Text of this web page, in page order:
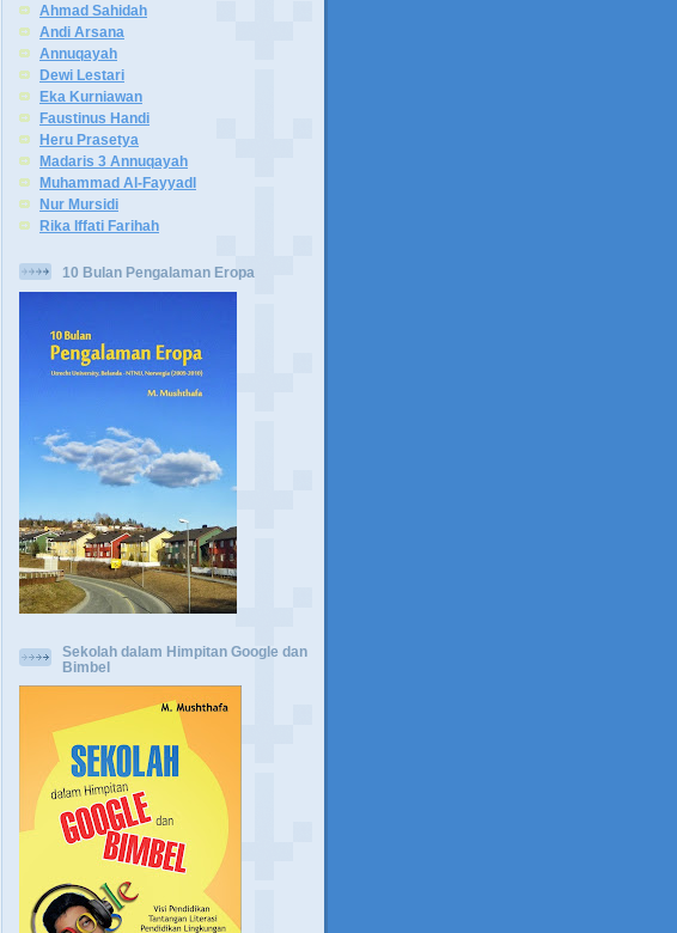
Ahmad Sahidah
Andi Arsana
Annuqayah
Dewi Lestari
Eka Kurniawan
Faustinus Handi
Heru Prasetya
Madaris 3 Annuqayah
Muhammad Al-Fayyadl
Nur Mursidi
Rika Iffati Farihah
10 Bulan Pengalaman Eropa
Sekolah dalam Himpitan Google dan
Bimbel